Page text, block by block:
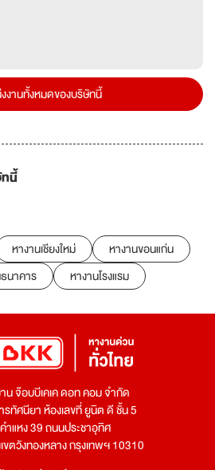
งานทั้งหมดของบริษัทนี้
นี้
หางานเชียงใหม่
หางานขอนแก่น
นาคาร หางานโรงแรม
น จ๊อบบีเคเค ดอท คอม จำกัด
รทัศนียา ห้องเลขที่ ยูนิต ดี ชั้น 5
ำแหง 39 ถนนประชาอุทิศ
ขตวังทองหลาง กรุงเทพฯ 10310